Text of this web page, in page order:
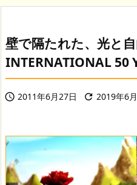
壁で隔たれた、光と
INTERNATIONAL 50
 2011年6月27日  2019年6